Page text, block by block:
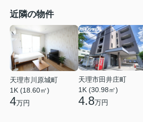
近隣の物件
天理市川原城町
1K (18.60㎡)
4万円
天理市田井庄町
1K (30.98㎡)
4.8万円